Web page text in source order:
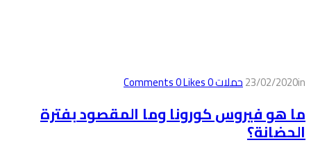
23/02/2020in حملات0
Comments
0Likes
ما هو فيروس كورونا وما المقصود بفترة
الحضانة؟